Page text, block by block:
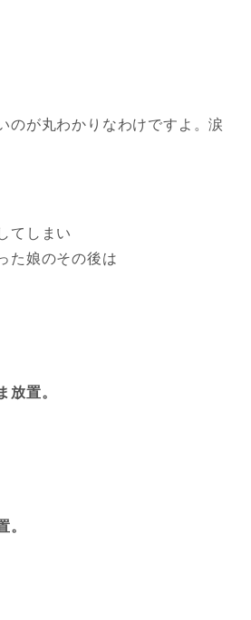
のが丸わかりなわけですよ。涙
てしまい
た娘のその後は
放置。
。